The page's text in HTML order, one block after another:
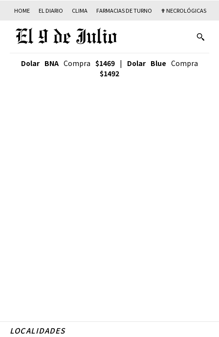
HOME EL DIARIO CLIMA FARMACIAS DE TURNO ✟ NECROLÓGICAS
Dolar BNA Compra $1469 | Dolar Blue Compra
$1492
LOCALIDADES